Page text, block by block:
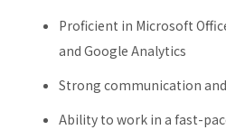
Proficient in Microsoft
and Google Analytics
Strong communication
Ability to work in a fast-